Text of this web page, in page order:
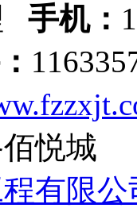
手机：
悦城
有限